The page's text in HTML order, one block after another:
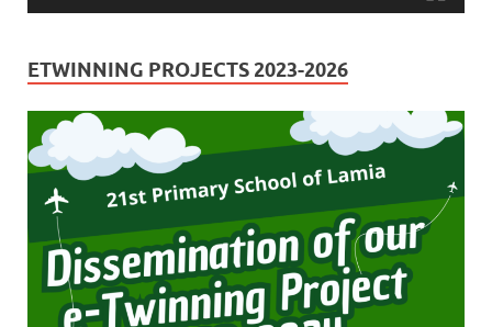
ETWINNING PROJECTS 2023-2026